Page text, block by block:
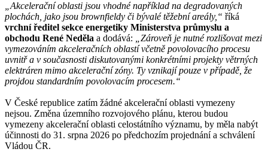
„Akcelerační oblasti jsou vhodné například na degradovaných
plochách, jako jsou brownfieldy či bývalé těžební areály,“ říká
vrchní ředitel sekce energetiky Ministerstva průmyslu a
obchodu René Neděla a dodává:
„Zároveň je nutné rozlišovat mezi
vymezováním akceleračních oblastí včetně povolovacího procesu
uvnitř a v současnosti diskutovanými konkrétními projekty větrných
elektráren mimo akcelerační zóny. Ty vznikají pouze v případě, že
projdou standardním povolovacím procesem.“
V České republice zatím žádné akcelerační oblasti vymezeny
nejsou. Změna územního rozvojového plánu, kterou budou
vymezeny akcelerační oblasti celostátního významu, by měla nabýt
účinnosti do 31. srpna 2026 po předchozím projednání a schválení
Vládou ČR.